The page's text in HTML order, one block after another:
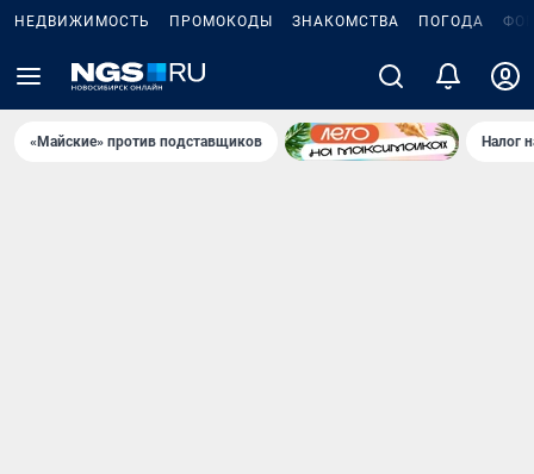
НЕДВИЖИМОСТЬ ПРОМОКОДЫ ЗНАКОМСТВА ПОГОДА
«Майские» против подставщиков Налог